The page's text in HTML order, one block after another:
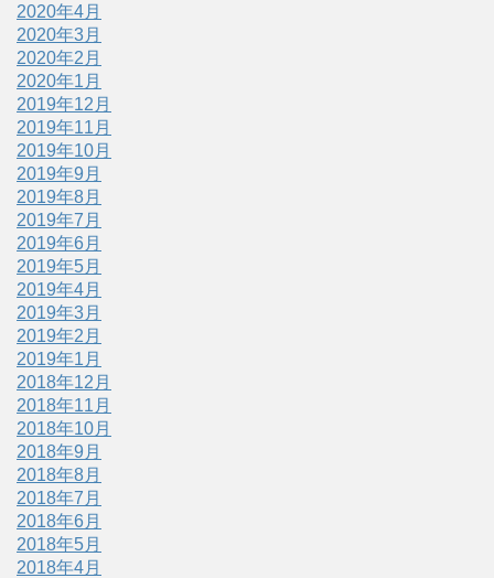
2020年4月
2020年3月
2020年2月
2020年1月
2019年12月
2019年11月
2019年10月
2019年9月
2019年8月
2019年7月
2019年6月
2019年5月
2019年4月
2019年3月
2019年2月
2019年1月
2018年12月
2018年11月
2018年10月
2018年9月
2018年8月
2018年7月
2018年6月
2018年5月
2018年4月